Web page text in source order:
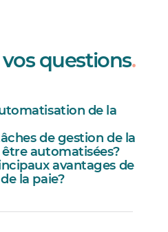
questions.
de la
de gestion de la
automatisées?
avantages de
la paie?